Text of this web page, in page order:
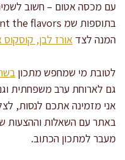
עם מכסה אטום – חשוב
המנה לצד אורז לבן,
לטובת מי שמחפש מתכון
גם לארוחת ערב משפחתית
אני מזמינה אתכם לנסות,
באתר עם השאלות וההצעות
מעבר למתכון הכתוב.